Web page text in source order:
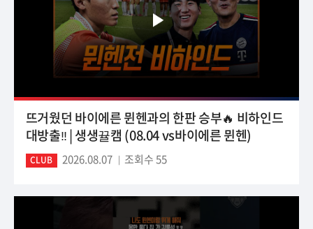
뜨거웠던 바이에른 뮌헨과의 한판 승부🔥 비하인드
대방출‼️ | 생생뀰캠 (08.04 vs바이에른 뮌헨)
CLUB 2026.08.07 조회수 55